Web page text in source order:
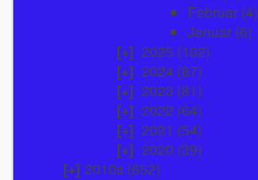
Februar (4)
Januar (6)
2025 (102)
2024 (87)
2023 (81)
2022 (64)
2021 (54)
2020 (39)
2010s (652)